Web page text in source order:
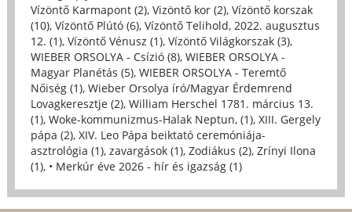
Vízöntő Karmapont (2), Vizöntő kor (2), Vízöntő korszak
(10), Vízöntő Plútó (6), Vízöntő Telihold, 2022. augusztus
12. (1), Vízöntő Vénusz (1), Vízöntő Világkorszak (3),
WIEBER ORSOLYA - Csízió (8), WIEBER ORSOLYA -
Magyar Planétás (5), WIEBER ORSOLYA - Teremtő
Nőiség (1), Wieber Orsolya író/Magyar Érdemrend
Lovagkeresztje (2), William Herschel 1781. március 13.
(1), Woke-kommunizmus-Halak Neptun, (1), XIII. Gergely
pápa (2), XIV. Leo Pápa beiktató ceremóniája-
asztrológia (1), zavargások (1), Zodiákus (2), Zrínyi Ilona
(1), • Merkúr éve 2026 - hír és igazság (1)